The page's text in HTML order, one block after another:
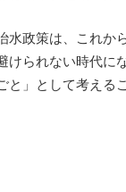
水政策は、これか
けられない時代に
と」として考える